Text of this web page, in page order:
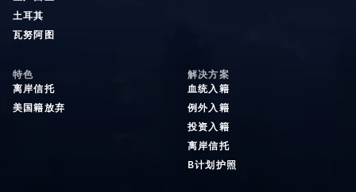
土耳其
瓦努阿图
特色
离岸信托
美国籍放弃
解决方案
血统入籍
例外入籍
投资入籍
离岸信托
B计划护照